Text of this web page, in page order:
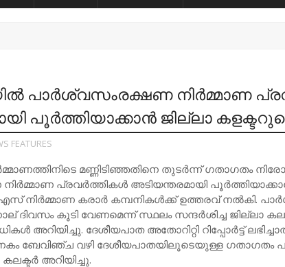
പാർശ്വസംരക്ഷണ നിർമ്മാണ
പൂർത്തിയാക്കാൻ ജില്ലാ
FEATURES
മണ്ണിടിഞ്ഞതിനെ തുടർന്ന് ഗതാഗതം
പ്രവർത്തികൾ അടിയന്തരമായി
കരാർ കമ്പനികൾക്ക് ഉത്തരവ് നൽകി.
ദിവസം കൂടി വേണമെന്ന് സ്ഥലം സന്ദർശിച്ച ജില്ലാ
അറിയിച്ചു. ദേശീയപാത അതോറിറ്റി റിപ്പോര്‍ട്ട്
ബേവിഞ്ച വഴി ദേശീയപാതയിലൂടെയുള്ള ഗതാഗതം
അറിയിച്ചു.